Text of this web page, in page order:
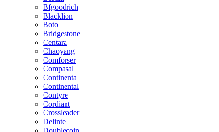
Bfgoodrich
Blacklion
Boto
Bridgestone
Centara
Chaoyang
Comforser
Compasal
Continenta
Continental
Contyre
Cordiant
Crossleader
Delinte
Doublecoin